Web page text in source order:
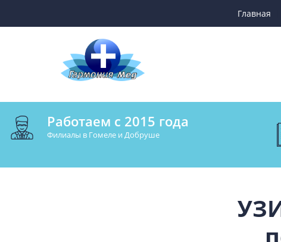
Главная
Работаем с 2015 года
Филиалы в Гомеле и Добруше